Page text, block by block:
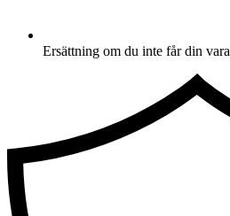
Ersättning om du inte får din vara